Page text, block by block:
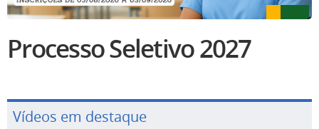
Processo Seletivo 2027
Vídeos em destaque